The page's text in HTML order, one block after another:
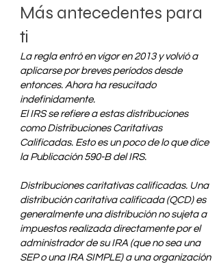
Más antecedentes para
ti
La regla entró en vigor en 2013 y volvió a
aplicarse por breves períodos desde
entonces. Ahora ha resucitado
indefinidamente.
El IRS se refiere a estas distribuciones
como Distribuciones Caritativas
Calificadas. Esto es un poco de lo que dice
la Publicación 590-B del IRS.
Distribuciones caritativas calificadas. Una
distribución caritativa calificada (QCD) es
generalmente una distribución no sujeta a
impuestos realizada directamente por el
administrador de su IRA (que no sea una
SEP o una IRA SIMPLE) a una organización